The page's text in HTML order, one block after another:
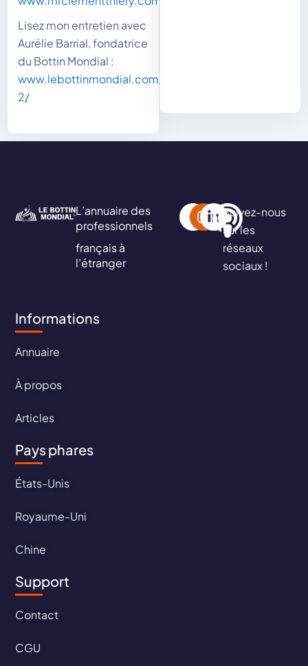
Lisez mon entretien avec
Aurélie Barrial, fondatrice
du Bottin Mondial :
www.lebottinmondial.com/10811-
2/
L’annuaire des
professionnels
français à
l’étranger
Suivez-nous
sur les
réseaux
sociaux !
Informations
Annuaire
À propos
Articles
Pays phares
États-Unis
Royaume-Uni
Chine
Support
Contact
CGU